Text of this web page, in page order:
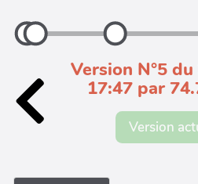
Version N°5
17:47 par
Version